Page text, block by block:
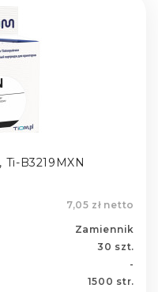
B3219MXN
7,05 zł netto
Zamiennik
30 szt.
-
1500 str.